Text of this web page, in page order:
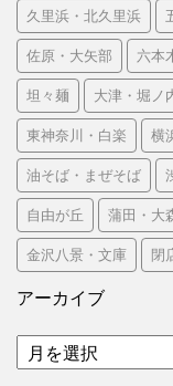
久里浜・北久里浜
佐原・大矢部 六本
坦々麺 大津・堀ノ
東神奈川・白楽 横
油そば・まぜそば
自由が丘 蒲田・大
金沢八景・文庫 閉
アーカイブ
ア
ー